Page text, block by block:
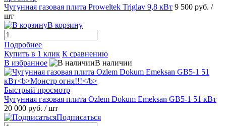
Чугунная газовая плита Proweltek Triglav 9,8 кВт 9 500 руб. /
шт
В корзину
Подробнее
Купить в 1 клик К сравнению
В избранное
В наличии
Быстрый просмотр
Чугунная газовая плита Ozlem Dokum Emeksan GB5-1 51 кВт
20 000 руб. / шт
Подписаться